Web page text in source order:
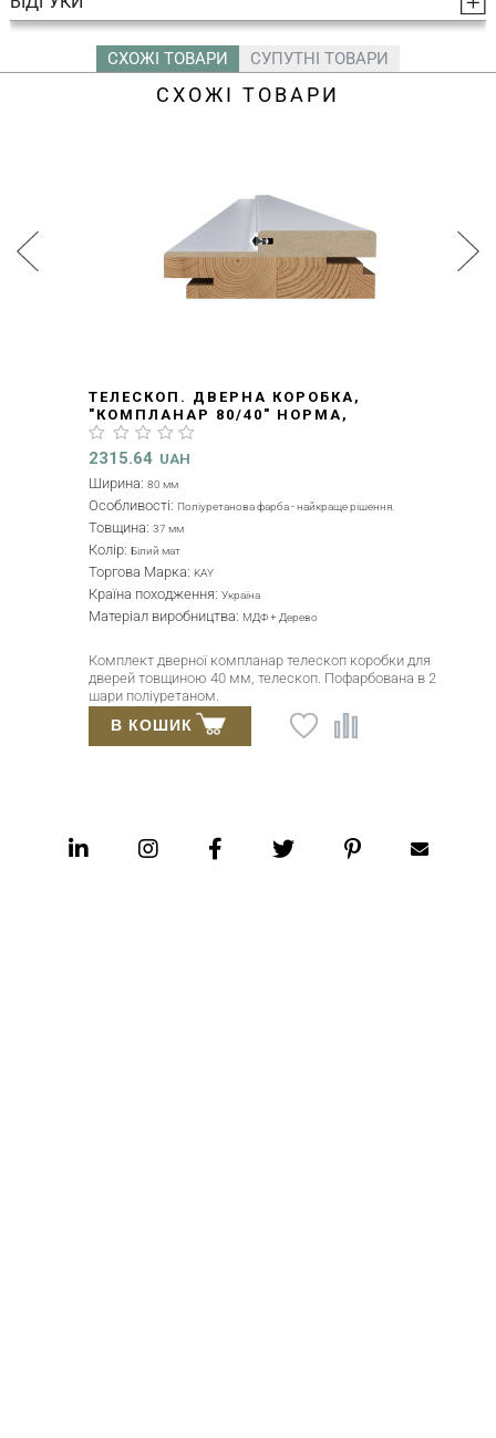
СХОЖІ ТОВАРИ СУПУТНІ ТОВАРИ
СХОЖІ ТОВАРИ
ТЕЛЕСКОП. ДВЕРНА КОРОБКА,
"КОМПЛАНАР 80/40" НОРМА,
2070X80X37MM, K-T (J00000122)
2315.64 UAH
Ширина:80 мм
Особливості:Поліуретанова фарба - найкраще рішення.
Товщина:37 мм
Колір:Білий мат
Торгова Марка:KAY
Країна походження:Україна
Матеріал виробництва:МДФ + Дерево
Комплект дверної компланар телескоп коробки для
дверей товщиною 40 мм, телескоп. Пофарбована в 2
шари поліуретаном.
В КОШИК